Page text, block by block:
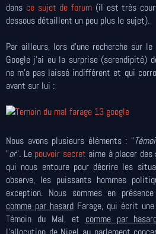
dans ce sujet de forum (il est très
dessous détaillent un peu plus le sujet).
Par ailleurs, lors d'une recherche sur
Google j'ai eu la surprise (serendipité)
ne m'a pas laissé indifférent et qui
avant sur lui :
Nous avons plusieurs éléments : "
"or". Le pouvoir secret aime à placer
qui nous entoure pour décrire les
observe, les puissants hommes
exception. Nous sommes en
comme par hasard Farage, qui écrit
Témoin du Mal, et comme par